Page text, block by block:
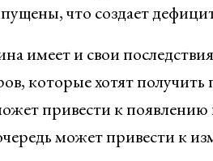
что создает
имеет и свои
которые хотят
привести к
может привести к